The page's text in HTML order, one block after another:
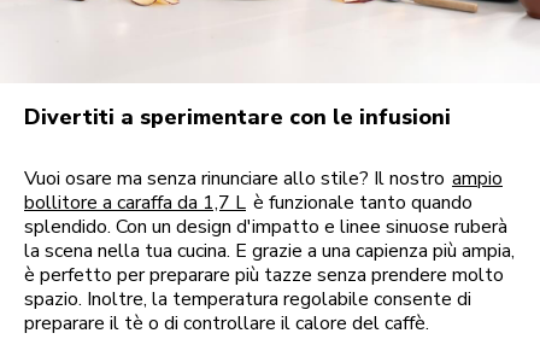
Divertiti a sperimentare con le infusioni
Vuoi osare ma senza rinunciare allo stile? Il nostro ampio
bollitore a caraffa da 1,7 L è funzionale tanto quando
splendido. Con un design d'impatto e linee sinuose ruberà
la scena nella tua cucina. E grazie a una capienza più ampia,
è perfetto per preparare più tazze senza prendere molto
spazio. Inoltre, la temperatura regolabile consente di
preparare il tè o di controllare il calore del caffè.